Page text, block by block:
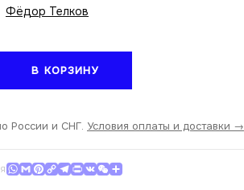
Фёдор Телков
В КОРЗИНУ
России и СНГ. Условия оплаты и доставки →
WhatsApp
Gmail
Pinterest
Copy LinkTelegram
Print
VKWeChat